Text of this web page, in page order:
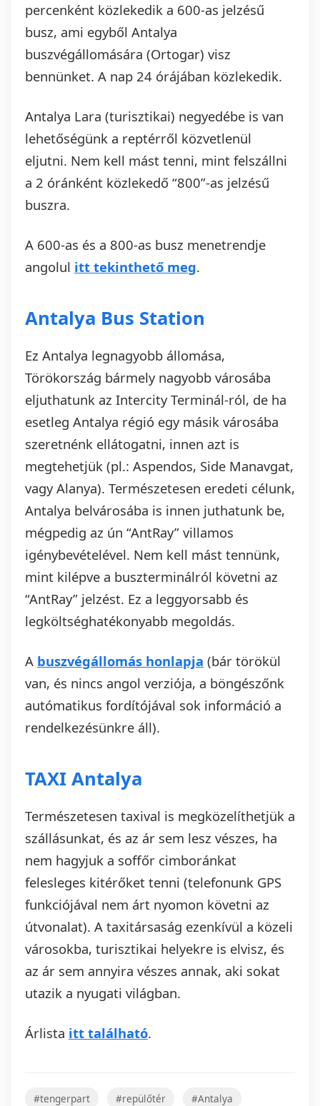
percenként közlekedik a 600-as jelzésű
busz, ami egyből Antalya
buszvégállomására (Ortogar) visz
bennünket. A nap 24 órájában közlekedik.
Antalya Lara (turisztikai) negyedébe is van
lehetőségünk a reptérről közvetlenül
eljutni. Nem kell mást tenni, mint felszállni
a 2 óránként közlekedő “800”-as jelzésű
buszra.
A 600-as és a 800-as busz menetrendje
angolul itt tekinthető meg.
Antalya Bus Station
Ez Antalya legnagyobb állomása,
Törökország bármely nagyobb városába
eljuthatunk az Intercity Terminál-ról, de ha
esetleg Antalya régió egy másik városába
szeretnénk ellátogatni, innen azt is
megtehetjük (pl.: Aspendos, Side Manavgat,
vagy Alanya). Természetesen eredeti célunk,
Antalya belvárosába is innen juthatunk be,
mégpedig az ún “AntRay” villamos
igénybevételével. Nem kell mást tennünk,
mint kilépve a buszterminálról követni az
“AntRay” jelzést. Ez a leggyorsabb és
legköltséghatékonyabb megoldás.
A buszvégállomás honlapja (bár törökül
van, és nincs angol verziója, a böngészőnk
autómatikus fordítójával sok információ a
rendelkezésünkre áll).
TAXI Antalya
Természetesen taxival is megközelíthetjük a
szállásunkat, és az ár sem lesz vészes, ha
nem hagyjuk a soffőr cimboránkat
felesleges kitérőket tenni (telefonunk GPS
funkciójával nem árt nyomon követni az
útvonalat). A taxitársaság ezenkívül a közeli
városokba, turisztikai helyekre is elvisz, és
az ár sem annyira vészes annak, aki sokat
utazik a nyugati világban.
Árlista itt található.
#tengerpart #repülőtér #Antalya